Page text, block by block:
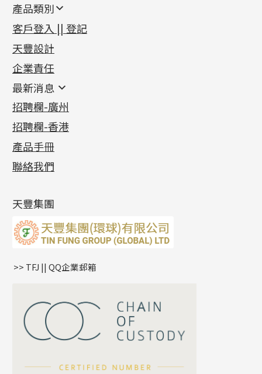
產品類別
新產品
足金系列
足金配件
機織鏈系列
珠仔鏈
镶口链
管狀網鏈
十字車花鏈系列
十字閃O鏈系列
十字錘打鏈系列
側身車花鏈系列
側身鏈系列
雙十字鏈系列
蛇骨鏈系列
鏈尾系列
嘴唇鏈系列
S車花鏈系列
珍珠鏈系列
坦克鏈系列
滿天星鏈系列
首飾配件
耳環類配件
卷迫系列
螺絲迫系列
梅花迫系列
平臺迫系列
綫拍系列
美拍系列
耳環扣系列
耳環爪頭
耳環
鏈類配件
動感車花吊墜
調節珠系列
生圈扣系列
龍蝦扣系列
鴨俐制系列
字母吊墜
項鏈吊墜
生肖吊墜
星座吊墜
珠扣
其他類配件
珠盤系列
袖口鈕系列
焊片及鐳射綫
空心車花管
珠類配件
無孔光身珠
空心光身珠
無孔批花珠
鑲口類
四爪頭系列
六爪頭系列
車花片
動感車花片
鑲口戒指
鑲口手鏈系列
首飾系列
手镯系列
戒指系列
空心耳環
空心车花管首饰链
空心手鐲系列
貴金屬原料
千足金
記憶金屬系列
記憶戒指
拉簧珠珠手鏈
記憶鈦手鐲
客戶登入 || 登記
天豐設計
企業責任
最新消息
最新消息
各項證書(2)
相片集(9)
展覽會資訊
最新產品資訊
招聘欄-廣州
招聘欄-香港
產品手冊
聯絡我們
天豐集團
>> TFJ || QQ企業郵箱